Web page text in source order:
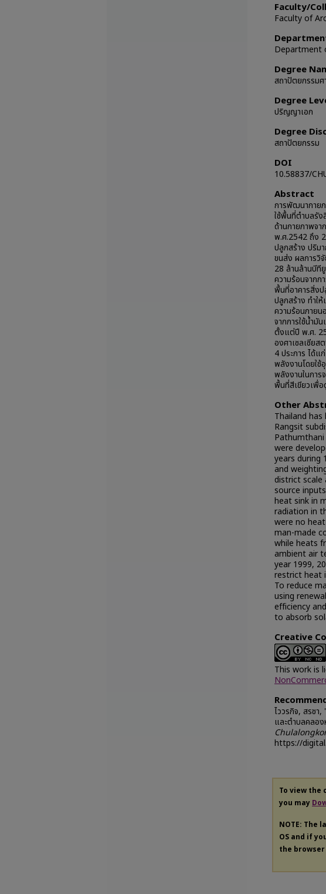
Faculty/
Faculty of
Department
Degree
สถาปัตยกรรม
Degree
ปริญญาเอก
Degree
สถาปัตยกรรม
DOI
10.58837/
Abstract
การพัฒนากายภ
ใช้พื้นที่ตำบลรั
ด้านกายภาพจา
พ.ศ.2542 ถึง
ปลูกสร้าง ปริม
ขนส่ง ผลการวิ
28 ล้านล้านบีที
ความร้อนจากก
พื้นที่อาคารสิ่งป
ปลูกสร้าง ทำใ
ความร้อนภาย
จากการใช้น้ำมั
ตั้งแต่ปี พ.ศ.
องศาเซลเซียส
4 ประการ ได้
พลังงานโดยใ
พลังงานในกา
พื้นที่สีเขียวเพื่
Other
Thailand
Rangsit
were
years during
and
district scale
source
heat sink in
radiation in
were no
man-made
while heats
ambient air
year 1999,
restrict heat
To reduce
using
efficiency
to absorb
Creative
This work is
ไววรกิจ, สรชา
และตำบลคลอ
https://
To view the
you may
NOTE: The
OS and if
the